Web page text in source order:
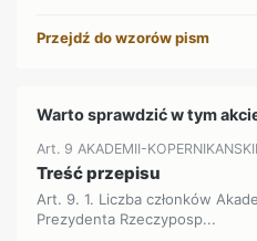
Przejdź do wzorów pism
Warto sprawdzić w tym
Art. 9 AKADEMII-
Treść przepisu
Art. 9. 1. Liczba członków
Prezydenta Rzeczyposp...